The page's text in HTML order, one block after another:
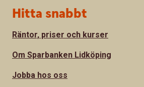
Hitta snabbt
Räntor, priser och kurser
Om Sparbanken Lidköping
Jobba hos oss